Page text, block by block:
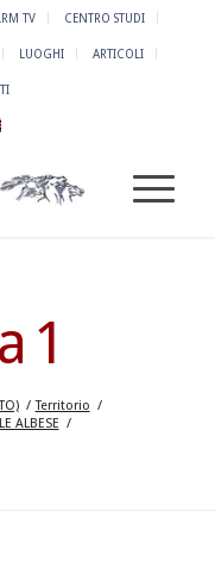
TV CENTRO STUDI
LUOGHI ARTICOLI
1
/ Territorio /
ALBESE /